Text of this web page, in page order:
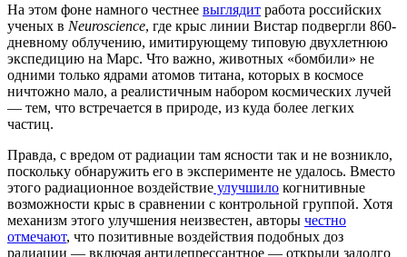
На этом фоне намного честнее выглядит работа российских
ученых в Neuroscience, где крыс линии Вистар подвергли 860-
дневному облучению, имитирующему типовую двухлетнюю
экспедицию на Марс. Что важно, животных «бомбили» не
одними только ядрами атомов титана, которых в космосе
ничтожно мало, а реалистичным набором космических лучей
— тем, что встречается в природе, из куда более легких
частиц.
Правда, с вредом от радиации там ясности так и не возникло,
поскольку обнаружить его в эксперименте не удалось. Вместо
этого радиационное воздействие улучшило когнитивные
возможности крыс в сравнении с контрольной группой. Хотя
механизм этого улучшения неизвестен, авторы честно
отмечают, что позитивные воздействия подобных доз
радиации — включая антидепрессантное — открыли задолго